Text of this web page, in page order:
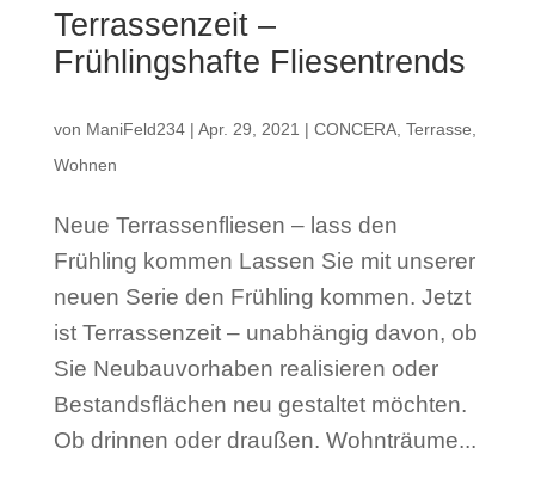
Terrassenzeit –
Frühlingshafte Fliesentrends
von ManiFeld234| Apr. 29, 2021 | CONCERA, Terrasse
Wohnen
Neue Terrassenfliesen – lass den
Frühling kommen Lassen Sie mit unserer
neuen Serie den Frühling kommen. Jetzt
ist Terrassenzeit – unabhängig davon, ob
Sie Neubauvorhaben realisieren oder
Bestandsflächen neu gestaltet möchten.
Ob drinnen oder draußen. Wohnträume...